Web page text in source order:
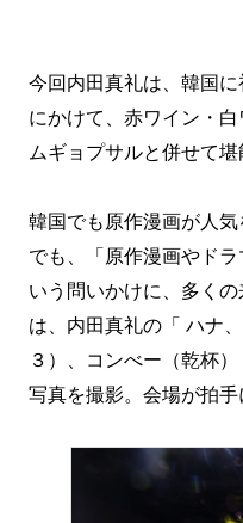
今回内田真礼は、韓国
にかけて、赤ワイン・
ムギョプサルと併せて堪
韓国でも原作漫画が人
でも、「原作漫画やド
いう問いかけに、多く
は、内田真礼の「 ハナ
３）、コンべー（乾杯
写真を撮影。会場が拍手